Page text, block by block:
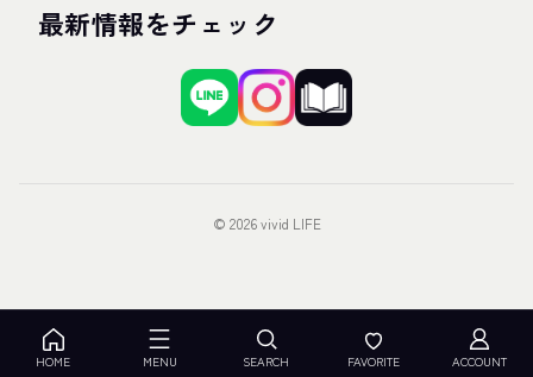
最新情報をチェック
© 2026 vivid LIFE
HOME MENU SEARCH FAVORITE ACCOUNT